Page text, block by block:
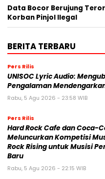
Data Bocor Berujung
Korban Pinjol Ilegal
BERITA TERBARU
Pers Rilis
UNISOC Lyric Audio:
Pengalaman
Rabu, 5 Agu 2026 - 23:58 WIB
Pers Rilis
Hard Rock Cafe dan Coca-
Meluncurkan Kompetisi
Rock Rising untuk Musisi
Baru
Rabu, 5 Agu 2026 - 22:15 WIB